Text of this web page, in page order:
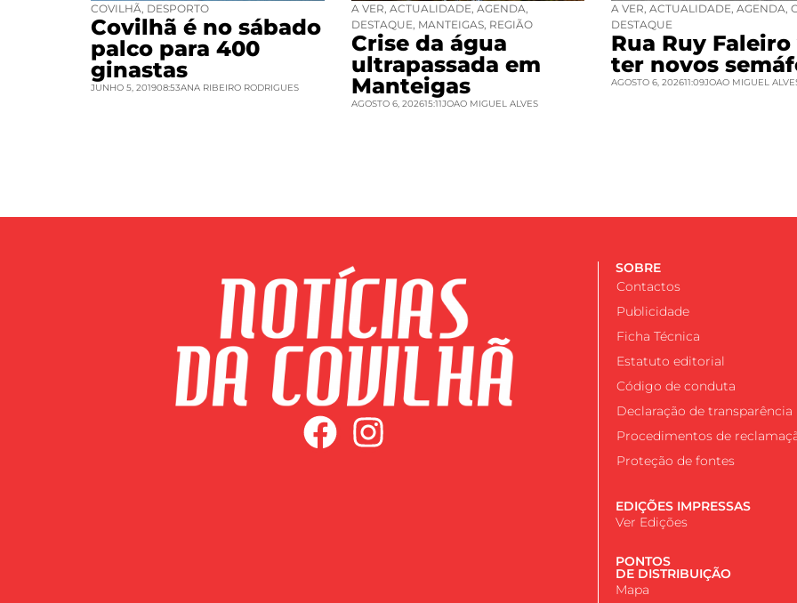
COVILHÃ DESPORTO
Covilhã é no sábado
palco para 400
ginastas
JUNHO 5, 201908:53ANA RIBEIRO RODRIGUES
A VER ACTUALIDADE AGENDA
DESTAQUE MANTEIGAS, REGIÃO
Crise da água
ultrapassada em
Manteigas
AGOSTO 6, 202615:11JOAO MIGUEL ALVES
A VER ACTUALIDADE AGENDA
DESTAQUE
Rua Ruy Faleiro
ter novos
AGOSTO 6, 202611:09JOAO MIGUEL
SOBRE
Contactos
Publicidade
Ficha Técnica
Estatuto editorial
Código de conduta
Declaração de transparência
Procedimentos de
Proteção de fontes
EDIÇÕES IMPRESSAS
Ver Edições
PONTOS
DE DISTRIBUIÇÃO
Mapa